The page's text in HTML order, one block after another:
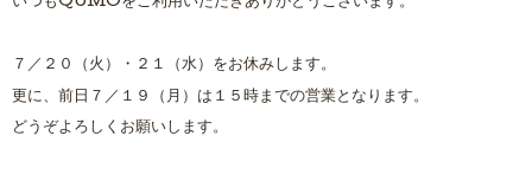
７／２０（火）・２１（水）をお休みします。
更に、前日７／１９（月）は１５時までの営業となります。
どうぞよろしくお願いします。